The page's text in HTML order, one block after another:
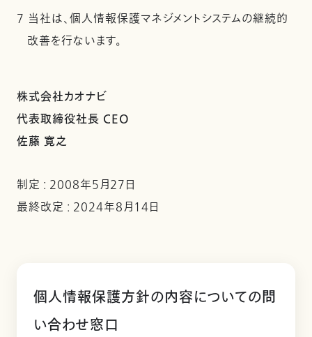
7 当社は、個人情報保護マネジメントシステムの継続的
改善を行ないます。
株式会社カオナビ
代表取締役社長 CEO
佐藤 寛之
制定 : 2008年5月27日
最終改定 : 2024年8月14日
個人情報保護方針の内容についての問
い合わせ窓口